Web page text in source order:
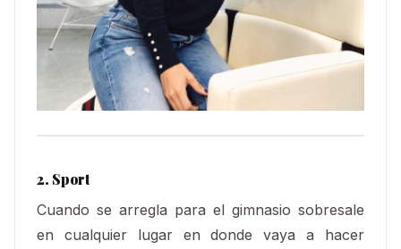
2. Sport
Cuando se arregla para el gimnasio sobresale
en cualquier lugar en donde vaya a hacer